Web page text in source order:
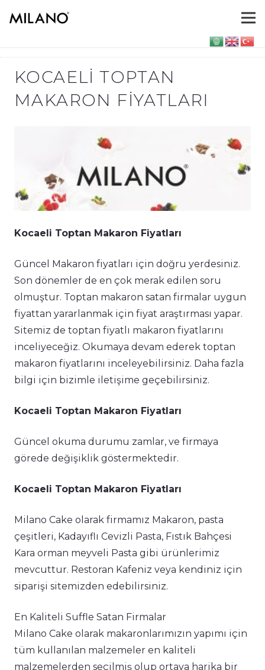
KOCAELI TOPTAN
MAKARON FIYATLARI
Kocaeli Toptan Makaron Fiyatları
Güncel Makaron fiyatları için doğru yerdesiniz.
Son dönemler de en çok merak edilen soru
olmuştur. Toptan makaron satan firmalar uygun
fiyattan yararlanmak için fiyat araştırması yapar.
Sitemiz de toptan fiyatlı makaron fiyatlarını
inceliyeceğiz. Okumaya devam ederek toptan
makaron fiyatlarını inceleyebilirsiniz. Daha fazla
bilgi için bizimle iletişime geçebilirsiniz.
Kocaeli Toptan Makaron Fiyatları
Güncel okuma durumu zamlar, ve firmaya
görede değişiklik göstermektedir.
Kocaeli Toptan Makaron Fiyatları
Milano Cake olarak firmamız Makaron, pasta
çeşitleri, Kadayıflı Cevizli Pasta, Fıstık Bahçesi
Kara orman meyveli Pasta gibi ürünlerimiz
mevcuttur. Restoran Kafeniz veya kendiniz için
siparişi sitemizden edebilirsiniz.
En Kaliteli Suffle Satan Firmalar
Milano Cake olarak makaronlarımızın yapımı için
tüm kullanılan malzemeler en kaliteli
malzemelerden seçilmiş olup ortaya harika bir